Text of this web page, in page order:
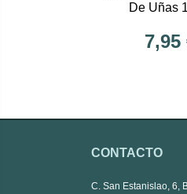
De Uñas
7,95
CONTACTO
C. San Estanislao, 6,